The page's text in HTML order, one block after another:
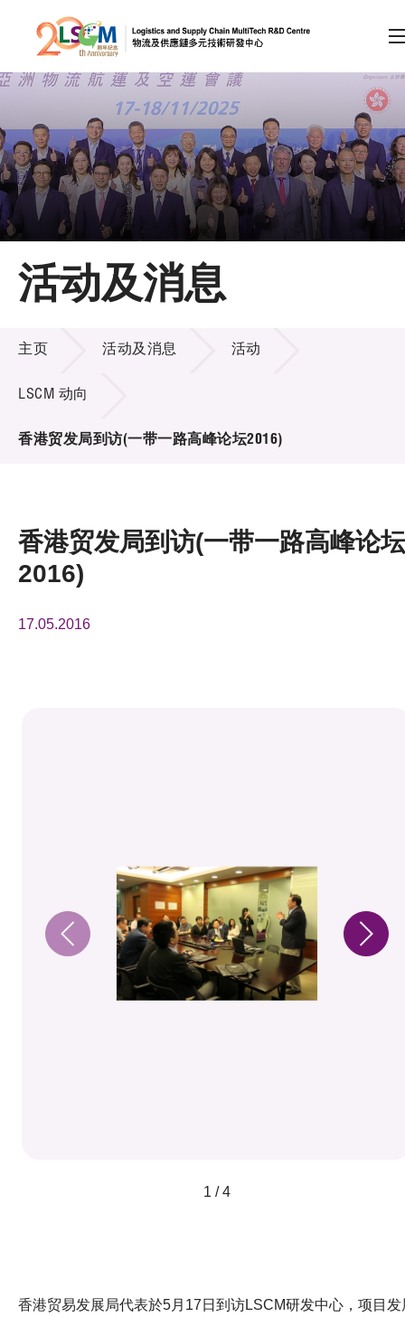
跳到内容（按回车键）
会员登录
A A EN 繁 简
主页
关于LSCM
技术商品化
项目及资助计划
新闻中心
活动及消息
活动及消息
主页 活动及消息 活动
LSCM 动向
香港贸发局到访(一带一路高峰论坛2016)
香港贸发局到访(一带一路高峰论坛
2016)
17.05.2016
1 / 4
香港贸易发展局代表於5月17日到访LSCM研发中心，项目发